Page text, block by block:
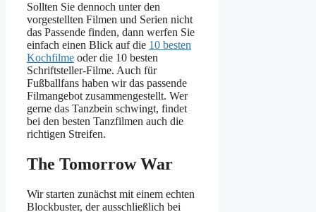
Sollten Sie dennoch unter den
vorgestellten Filmen und Serien nicht
das Passende finden, dann werfen Sie
einfach einen Blick auf die 10 besten
Kochfilme oder die 10 besten
Schriftsteller-Filme. Auch für
Fußballfans haben wir das passende
Filmangebot zusammengestellt. Wer
gerne das Tanzbein schwingt, findet
bei den besten Tanzfilmen auch die
richtigen Streifen.
The Tomorrow War
Wir starten zunächst mit einem echten
Blockbuster, der ausschließlich bei